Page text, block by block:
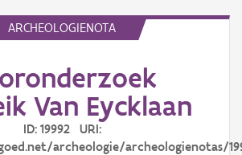
ARCHEOLOGIENOTA
Van Eycklaan
ID: 19992 URI:
archeologie/archeologienotas/